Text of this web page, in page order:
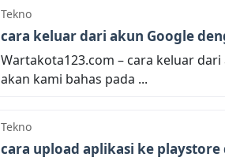
Tekno
cara keluar dari akun Google
Wartakota123.com – cara keluar
akan kami bahas pada ...
Tekno
cara upload aplikasi ke playstore